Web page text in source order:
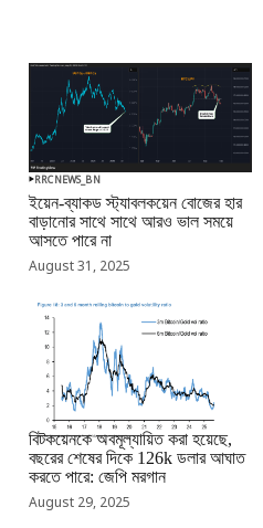
RRCNEWS_BN
ইয়েন-ব্যাকড স্ট্যাবলকয়েন বোজের হার
বাড়ানোর সাথে সাথে আরও ভাল সময়ে
আসতে পারে না
August 31, 2025
RRCNEWS_BN
বিটকয়েনকে অবমূল্যায়িত করা হয়েছে,
বছরের শেষের দিকে 126k ডলার আঘাত
করতে পারে: জেপি মরগান
August 29, 2025